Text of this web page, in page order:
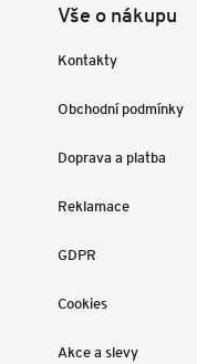
Vše o nákupu
Kontakty
Obchodní podmínky
Doprava a platba
Reklamace
GDPR
Cookies
Akce a slevy